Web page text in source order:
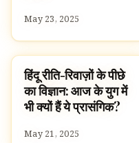
May 23, 2025
SPIRITUALITY
हिंदू रीति-रिवाज़ों के पीछे
का विज्ञान: आज के युग में
भी क्यों हैं ये प्रासंगिक?
May 21, 2025